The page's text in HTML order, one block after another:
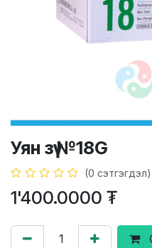
Уян зүү №18G
(0 сэтгэгдэл)
1'400.0000 ₮